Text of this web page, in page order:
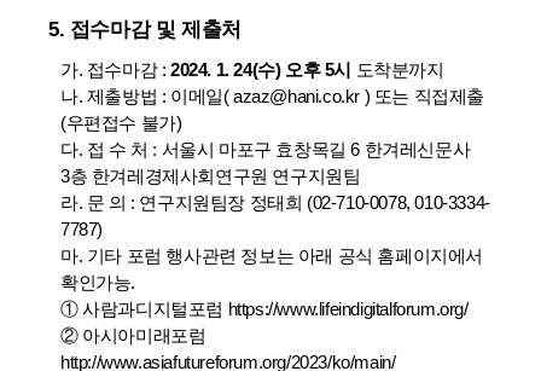
5. 접수마감 및 제출처
가. 접수마감 : 2024. 1. 24(수) 오후 5시 도착분까지
나. 제출방법 : 이메일( azaz@hani.co.kr ) 또는 직접제출
(우편접수 불가)
다. 접 수 처 : 서울시 마포구 효창목길 6 한겨레신문사
3층 한겨레경제사회연구원 연구지원팀
라. 문 의 : 연구지원팀장 정태희 (02-710-0078, 010-3334-
7787)
마. 기타 포럼 행사관련 정보는 아래 공식 홈페이지에서
확인가능.
①사람과디지털포럼 https://www.lifeindigitalforum.org/
② 아시아미래포럼
http://www.asiafutureforum.org/2023/ko/main/